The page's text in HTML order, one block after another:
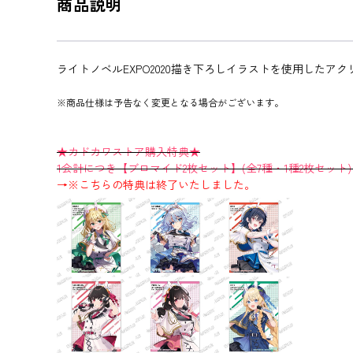
ライトノベルEXPO2020描き下ろしイラストを使用したアク
※商品仕様は予告なく変更となる場合がございます。
★カドカワストア購入特典★
1会計につき【ブロマイド2枚セット】(全7種・1種2枚セッ
→※こちらの特典は終了いたしました。